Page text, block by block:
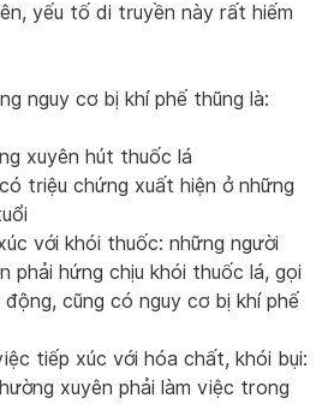
yếu tố di truyền này rất hiếm
nguy cơ bị khí phế thũng là:
xuyên hút thuốc lá
triệu chứng xuất hiện ở những
với khói thuốc: những người
phải hứng chịu khói thuốc lá, gọi
cũng có nguy cơ bị khí phế
tiếp xúc với hóa chất, khói bụi:
xuyên phải làm việc trong